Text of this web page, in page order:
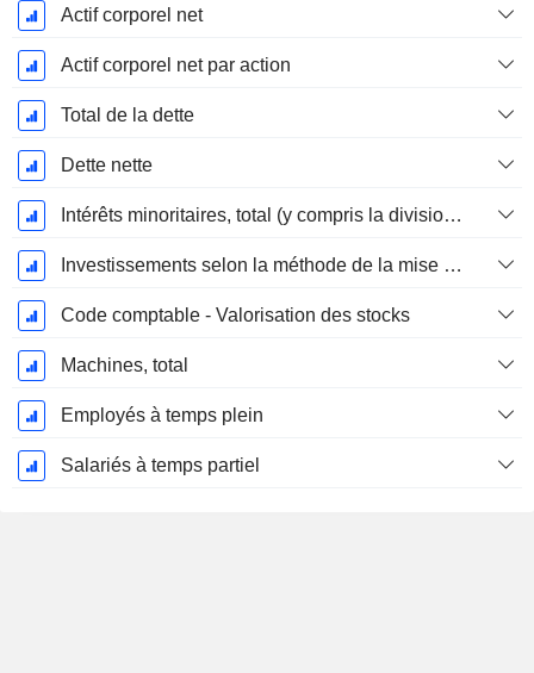
Actif corporel net
Actif corporel net par action
Total de la dette
Dette nette
Intérêts minoritaires, total (y compris la division financière)
Investissements selon la méthode de la mise en équivalence, total
Code comptable - Valorisation des stocks
Machines, total
Employés à temps plein
Salariés à temps partiel